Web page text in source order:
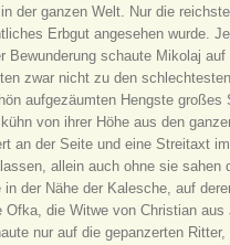
der ganzen Welt. Nur die
Erbgut angesehen wurde.
Bewunderung schaute Mikolaj
zwar nicht zu den
aufgezäumten Hengste
von ihrer Höhe aus den
an der Seite und eine Streitaxt
allein auch ohne sie
der Nähe der Kalesche, auf
die Witwe von Christian
nur auf die gepanzerten